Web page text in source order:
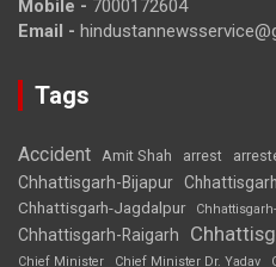
Mobile - 7000172604
Email -
Tags
Accident Amit Shah arrest
Chhattisgarh-Bijapur
Chhattisgarh-Jagdalpur
Chhattisgarh-Raigarh
Chief Minister
Chief Minister Dr. Yadav